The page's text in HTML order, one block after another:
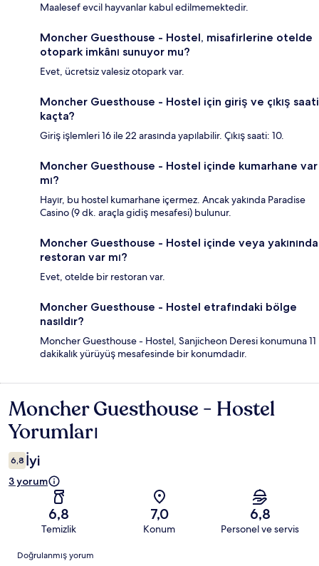
Maalesef evcil hayvanlar kabul edilmemektedir.
Moncher Guesthouse - Hostel, misafirlerine otelde
otopark imkânı sunuyor mu?
Evet, ücretsiz valesiz otopark var.
Moncher Guesthouse - Hostel için giriş ve çıkış saati
kaçta?
Giriş işlemleri 16 ile 22 arasında yapılabilir. Çıkış saati: 10.
Moncher Guesthouse - Hostel içinde kumarhane var
mı?
Hayır, bu hostel kumarhane içermez. Ancak yakında Paradise
Casino (9 dk. araçla gidiş mesafesi) bulunur.
Moncher Guesthouse - Hostel içinde veya yakınında
restoran var mı?
Evet, otelde bir restoran var.
Moncher Guesthouse - Hostel etrafındaki bölge
nasıldır?
Moncher Guesthouse - Hostel, Sanjicheon Deresi konumuna 11
dakikalık yürüyüş mesafesinde bir konumdadır.
Yorumlar
Moncher Guesthouse - Hostel
Yorumları
6,8 İyi
3 yorum
6,8
Temizlik
7,0
Konum
6,8
Personel ve servis
Yorumlar
Doğrulanmış yorum